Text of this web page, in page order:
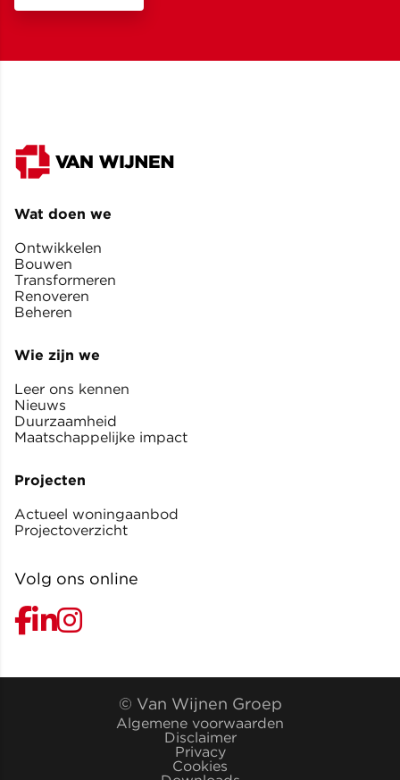
Wat doen we
Ontwikkelen
Bouwen
Transformeren
Renoveren
Beheren
Wie zijn we
Leer ons kennen
Nieuws
Duurzaamheid
Maatschappelijke impact
Projecten
Actueel woningaanbod
Projectoverzicht
Volg ons online
© Van Wijnen Groep
Algemene voorwaarden
Disclaimer
Privacy
Cookies